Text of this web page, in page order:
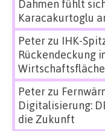
Dahmen fühlt
Karacakurtoglu
Peterzu IHK-
Rückendeckung
Peterzu
Digitalisierung:
die Zukunft